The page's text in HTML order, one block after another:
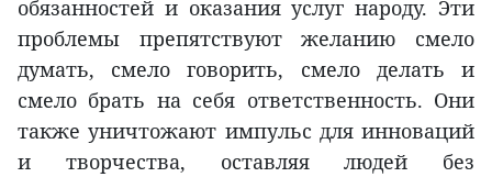
обязанностей и оказания услуг народу. Эти
проблемы препятствуют желанию смело
думать, смело говорить, смело делать и
смело брать на себя ответственность. Они
также уничтожают импульс для инноваций
и творчества, оставляя людей без